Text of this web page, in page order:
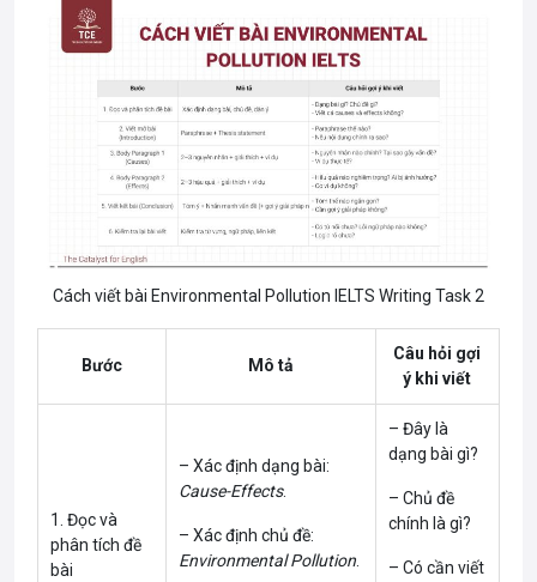
dụng sản phẩm
nhựa dùng một lần
(chai nhựa, túi
nilon).
– Gây hại cho sinh vật
biển do ăn phải nhựa
hoặc bị mắc kẹt.
– Thiếu các chính
sách quản lý rác
thải nhựa.
– Nhựa phân hủy tạo ra
các vi hạt nhựa, xâm
nhập vào chuỗi thức ăn
của con người.
Cách viết bài Environmental Pollution IELTS Writing Task 2
Bước Mô tả
Câu hỏi gợi
ý khi viết
1. Đọc và
phân tích đề
bài
– Xác định dạng bài:
Cause-Effects.
– Xác định chủ đề:
Environmental Pollution.
– Đây là
dạng bài gì?
– Chủ đề
chính là gì?
– Có cần viết